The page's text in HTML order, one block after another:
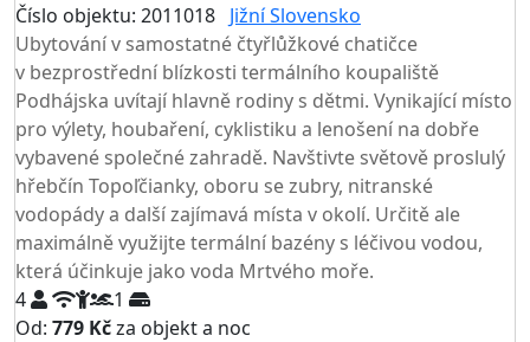
Číslo objektu: 2011018 Jižní Slovensko
Ubytování v samostatné čtyřlůžkové chatičce
v bezprostřední blízkosti termálního koupaliště
Podhájska uvítají hlavně rodiny s dětmi. Vynikající místo
pro výlety, houbaření, cyklistiku a lenošení na dobře
vybavené společné zahradě. Navštivte světově proslulý
hřebčín Topoľčianky, oboru se zubry, nitranské
vodopády a další zajímavá místa v okolí. Určitě ale
maximálně využijte termální bazény s léčivou vodou,
která účinkuje jako voda Mrtvého moře.
4
1
Od: 779 Kčza objekt a noc